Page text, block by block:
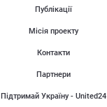
Публікації
Місія проекту
Контакти
Партнери
Підтримай Україну - United24